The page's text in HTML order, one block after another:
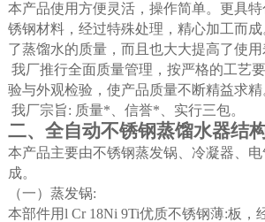
本产品使用方便灵活，操作简单。更具
锈钢材料，经过特殊处理，精心加工而
了蒸馏水的质量，而且也大大提高了使用
我厂推行全面质量管理，按严格的工艺
验与外观检验，使产品质量不断精益求精
我厂宗旨: 质量*、信誉*、实行三包。
二、全自动不锈钢蒸馏水器结
本产品主要由不锈钢蒸发锅、冷凝器、
成。
（一） 蒸发锅:
本部件用l Cr 18Ni 9Ti优质不锈钢薄:板，